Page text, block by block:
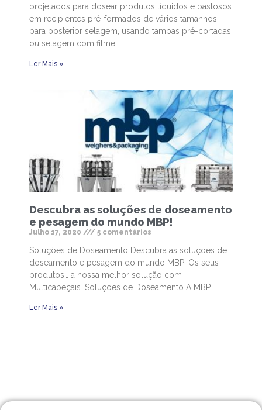
projetados para dosear produtos líquidos e pastosos
em recipientes pré-formados de vários tamanhos,
para posterior selagem, usando tampas pré-cortadas
ou selagem com filme.
Ler Mais »
Descubra as soluções de doseamento
e pesagem do mundo MBP!
Julho 17, 2020 5 comentários
Soluções de Doseamento Descubra as soluções de
doseamento e pesagem do mundo MBP! Os seus
produtos… a nossa melhor solução com
Multicabeçais. Soluções de Doseamento A MBP,
Ler Mais »